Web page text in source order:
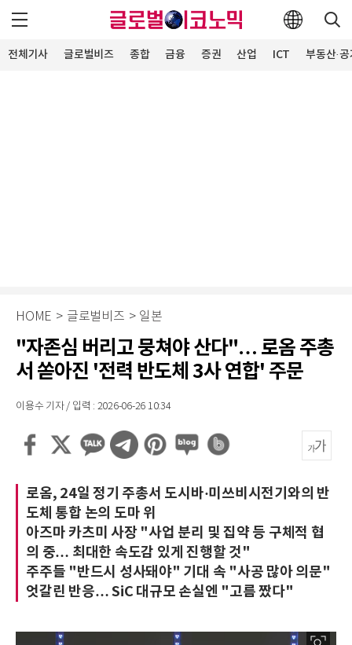
전체기사 글로벌비즈 종합 금융 증권 산업 ICT 부동산·
HOME > 글로벌비즈 > 일본
"자존심 버리고 뭉쳐야 산다"… 로옴 주총
서 쏟아진 '전력 반도체 3사 연합' 주문
이용수 기자 / 입력 : 2026-06-26 10:34
로옴, 24일 정기 주총서 도시바·미쓰비시전기와의 반
도체 통합 논의 도마 위
아즈마 카츠미 사장 "사업 분리 및 집약 등 구체적 협
의 중… 최대한 속도감 있게 진행할 것"
주주들 "반드시 성사돼야" 기대 속 "사공 많아 의문"
엇갈린 반응… SiC 대규모 손실엔 "고름 짰다"